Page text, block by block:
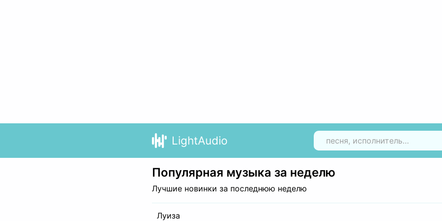
LightAudio
Популярная музыка за неделю
Лучшие новинки за последнюю неделю
Луиза